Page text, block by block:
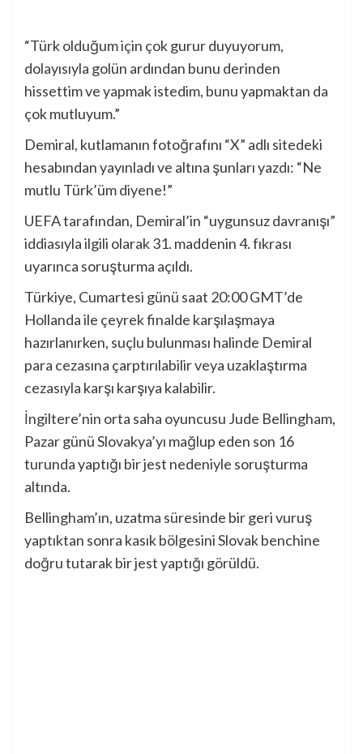
“Türk olduğum için çok gurur duyuyorum,
dolayısıyla golün ardından bunu derinden
hissettim ve yapmak istedim, bunu yapmaktan da
çok mutluyum.”
Demiral, kutlamanın fotoğrafını “X” adlı sitedeki
hesabından yayınladı ve altına şunları yazdı: “Ne
mutlu Türk’üm diyene!”
UEFA tarafından, Demiral’in “uygunsuz davranışı”
iddiasıyla ilgili olarak 31. maddenin 4. fıkrası
uyarınca soruşturma açıldı.
Türkiye, Cumartesi günü saat 20:00 GMT’de
Hollanda ile çeyrek finalde karşılaşmaya
hazırlanırken, suçlu bulunması halinde Demiral
para cezasına çarptırılabilir veya uzaklaştırma
cezasıyla karşı karşıya kalabilir.
İngiltere’nin orta saha oyuncusu Jude Bellingham,
Pazar günü Slovakya’yı mağlup eden son 16
turunda yaptığı bir jest nedeniyle soruşturma
altında.
Bellingham’ın, uzatma süresinde bir geri vuruş
yaptıktan sonra kasık bölgesini Slovak benchine
doğru tutarak bir jest yaptığı görüldü.